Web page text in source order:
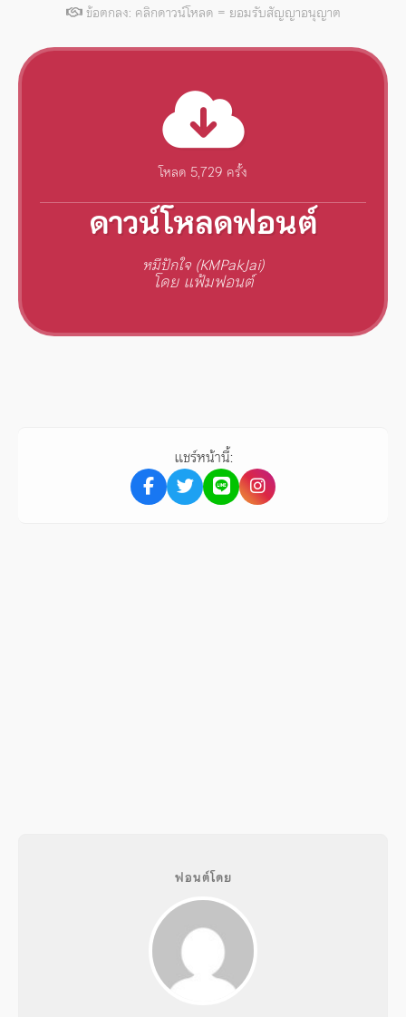
ข้อตกลง: คลิกดาวน์โหลด = ยอมรับสัญญาอนุญาต
โหลด 5,729 ครั้ง
ดาวน์โหลดฟอนต์
หมีปักใจ (KMPakJai)
โดย แฟ้มฟอนต์
แชร์หน้านี้:
ฟอนต์โดย